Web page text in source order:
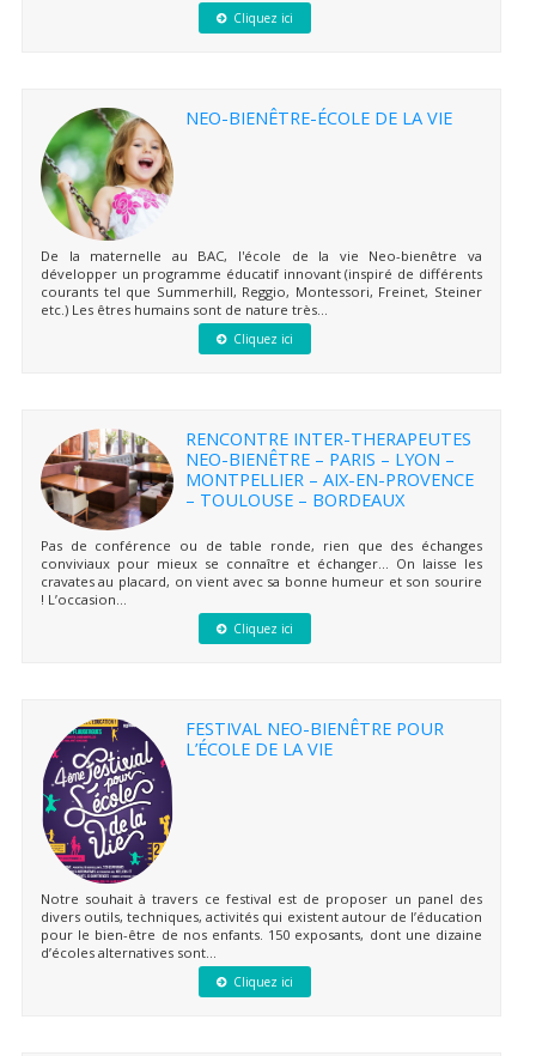
Cliquez ici
NEO-BIENÊTRE-ÉCOLE DE LA VIE
De la maternelle au BAC, l'école de la vie Neo-bienêtre va
développer un programme éducatif innovant (inspiré de différents
courants tel que Summerhill, Reggio, Montessori, Freinet, Steiner
etc.) Les êtres humains sont de nature très...
Cliquez ici
RENCONTRE INTER-THERAPEUTES
NEO-BIENÊTRE – PARIS – LYON –
MONTPELLIER – AIX-EN-PROVENCE
– TOULOUSE – BORDEAUX
Pas de conférence ou de table ronde, rien que des échanges
conviviaux pour mieux se connaître et échanger… On laisse les
cravates au placard, on vient avec sa bonne humeur et son sourire
! L’occasion...
Cliquez ici
FESTIVAL NEO-BIENÊTRE POUR
L’ÉCOLE DE LA VIE
Notre souhait à travers ce festival est de proposer un panel des
divers outils, techniques, activités qui existent autour de l’éducation
pour le bien-être de nos enfants. 150 exposants, dont une dizaine
d’écoles alternatives sont...
Cliquez ici